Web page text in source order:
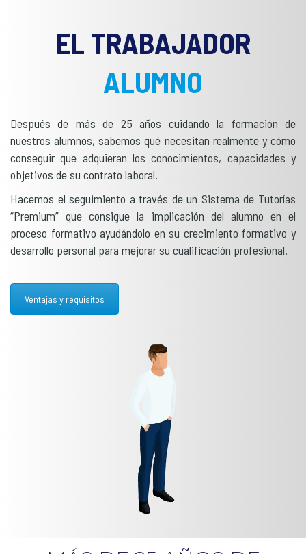
EL TRABAJADOR
ALUMNO
Después de más de 25 años cuidando la formación de
nuestros alumnos, sabemos qué necesitan realmente y cómo
conseguir que adquieran los conocimientos, capacidades y
objetivos de su contrato laboral.
Hacemos el seguimiento a través de un Sistema de Tutorías
“Premium” que consigue la implicación del alumno en el
proceso formativo ayudándolo en su crecimiento formativo y
desarrollo personal para mejorar su cualificación profesional.
Ventajas y requisitos